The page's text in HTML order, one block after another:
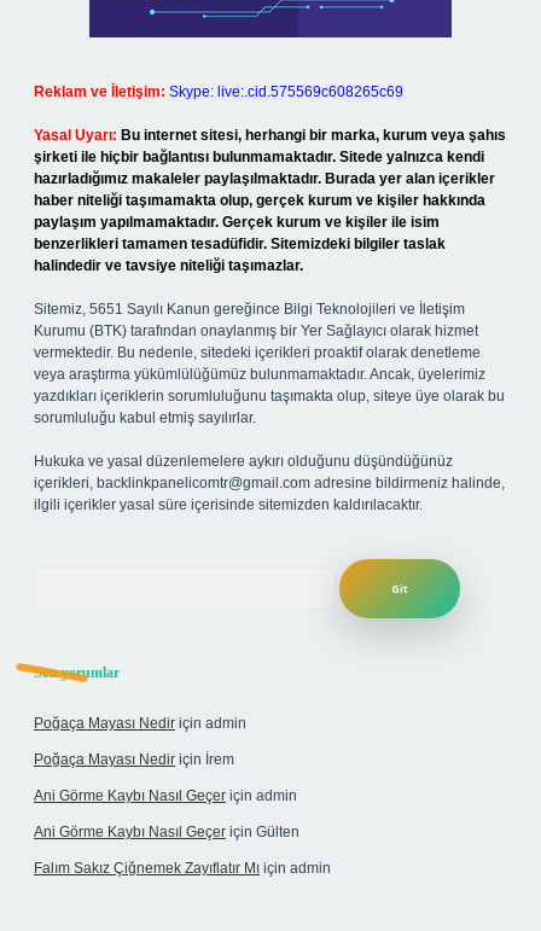
Reklam ve İletişim: Skype: live:.cid.575569c608265c69
Yasal Uyarı: Bu internet sitesi, herhangi bir marka, kurum veya şahıs
şirketi ile hiçbir bağlantısı bulunmamaktadır. Sitede yalnızca kendi
hazırladığımız makaleler paylaşılmaktadır. Burada yer alan içerikler
haber niteliği taşımamakta olup, gerçek kurum ve kişiler hakkında
paylaşım yapılmamaktadır. Gerçek kurum ve kişiler ile isim
benzerlikleri tamamen tesadüfidir. Sitemizdeki bilgiler taslak
halindedir ve tavsiye niteliği taşımazlar.
Sitemiz, 5651 Sayılı Kanun gereğince Bilgi Teknolojileri ve İletişim
Kurumu (BTK) tarafından onaylanmış bir Yer Sağlayıcı olarak hizmet
vermektedir. Bu nedenle, sitedeki içerikleri proaktif olarak denetleme
veya araştırma yükümlülüğümüz bulunmamaktadır. Ancak, üyelerimiz
yazdıkları içeriklerin sorumluluğunu taşımakta olup, siteye üye olarak bu
sorumluluğu kabul etmiş sayılırlar.
Hukuka ve yasal düzenlemelere aykırı olduğunu düşündüğünüz
içerikleri, backlinkpanelicomtr@gmail.com adresine bildirmeniz halinde,
ilgili içerikler yasal süre içerisinde sitemizden kaldırılacaktır.
Son yorumlar
Poğaça Mayası Nedir için admin
Poğaça Mayası Nedir için İrem
Ani Görme Kaybı Nasıl Geçer için admin
Ani Görme Kaybı Nasıl Geçer için Gülten
Falım Sakız Çiğnemek Zayıflatır Mı için admin